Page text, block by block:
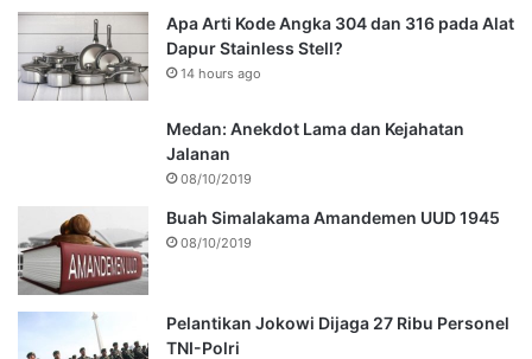
Apa Arti Kode Angka 304 dan 316 pada Alat
Dapur Stainless Stell?
14 hours ago
Medan: Anekdot Lama dan Kejahatan
Jalanan
08/10/2019
Buah Simalakama Amandemen UUD 1945
08/10/2019
Pelantikan Jokowi Dijaga 27 Ribu Personel
TNI-Polri